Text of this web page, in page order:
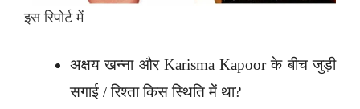
इस रिपोर्ट में
अक्षय खन्ना और Karisma Kapoor के बीच जुड़ी
सगाई / रिश्ता किस स्थिति में था?